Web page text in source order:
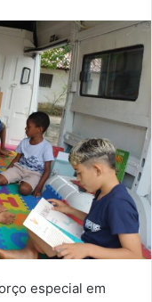
especial em